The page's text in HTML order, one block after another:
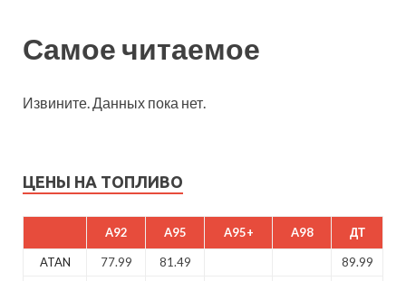
Самое читаемое
Извините. Данных пока нет.
ЦЕНЫ НА ТОПЛИВО
A92 A95 A95+ A98 ДТ
ATAN 77.99 81.49
89.99